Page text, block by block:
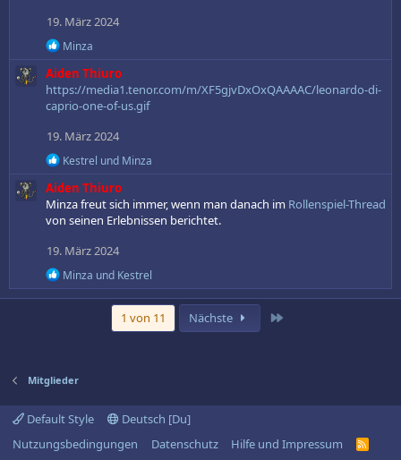
n
:
19. März 2024
R
e
a
k
t
o
n
e
n
:
Minza
Aiden Thiuro
https://media1.tenor.com/m/XF5gjvDxOxQAAAAC/leonardo-di-
caprio-one-of-us.gif
19. März 2024
R
e
a
k
t
o
n
e
n
:
Kestrel und Minza
Aiden Thiuro
Minza freut sich immer, wenn man danach im Rollenspiel-Thread
von seinen Erlebnissen berichtet.
19. März 2024
R
e
a
n
e
n
:
Minza und Kestrel
1 von 11 Nächste
Mitglieder
Default Style
Deutsch [Du]
Nutzungsbedingungen
Datenschutz Hilfe und Impressum
R